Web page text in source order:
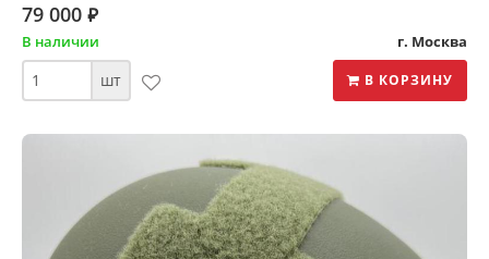
79 000 ⃏
В наличии г. Москва
шт В КОРЗИНУ